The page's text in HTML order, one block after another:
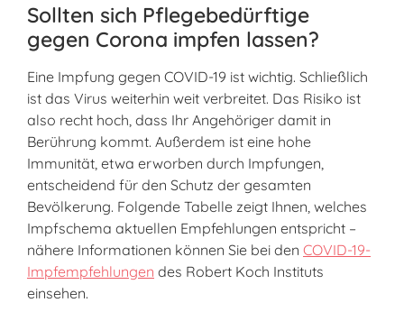
Sollten sich Pflegebedürftige
gegen Corona impfen lassen?
Eine Impfung gegen COVID-19 ist wichtig. Schließlich
ist das Virus weiterhin weit verbreitet. Das Risiko ist
also recht hoch, dass Ihr Angehöriger damit in
Berührung kommt. Außerdem ist eine hohe
Immunität, etwa erworben durch Impfungen,
entscheidend für den Schutz der gesamten
Bevölkerung. Folgende Tabelle zeigt Ihnen, welches
Impfschema aktuellen Empfehlungen entspricht –
nähere Informationen können Sie bei den COVID-19-
Impfempfehlungen des Robert Koch Instituts
einsehen.